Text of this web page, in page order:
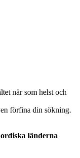
när som helst och
förfina din sökning.
länderna